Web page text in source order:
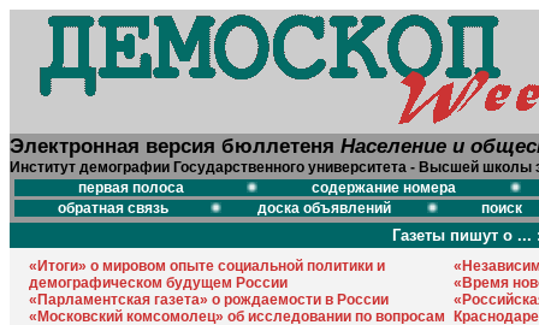
Электронная версия бюллетеня Население и
Институт демографии Государственного университета - Высшей школы
первая полоса
содержание номера
обратная связь
доска объявлений поиск
Газеты пишут о ...
«Итоги» о мировом опыте социальной политики и
демографическом будущем России
«Парламентская газета» о рождаемости в России
«Московский комсомолец» об исследовании по вопросам
«Время
Краснодаре